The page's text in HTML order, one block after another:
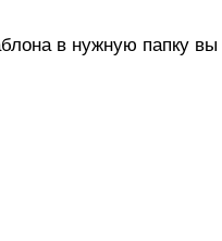
в нужную папку вы